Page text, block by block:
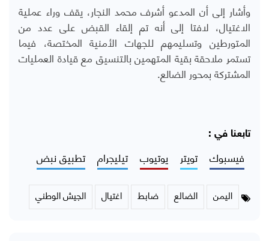
وأشار إلى أن المدعو أشرف محمد النجار، يقف وراء عملية
الاغتيال، لافتا إلى أنه تم إلقاء القبض على عدد من
المتورطين وتسليمهم للجهات الأمنية المختصة، فيما
تستمر ملاحقة بقية المتهمين بالتنسيق مع قيادة العمليات
المشتركة بمحور الضالع.
تابعنا في :
فيسبوك تويتر يوتيوب تيليجرام تطبيق نبض
اليمن الضالع ضابط اغتيال الجيش الوطني